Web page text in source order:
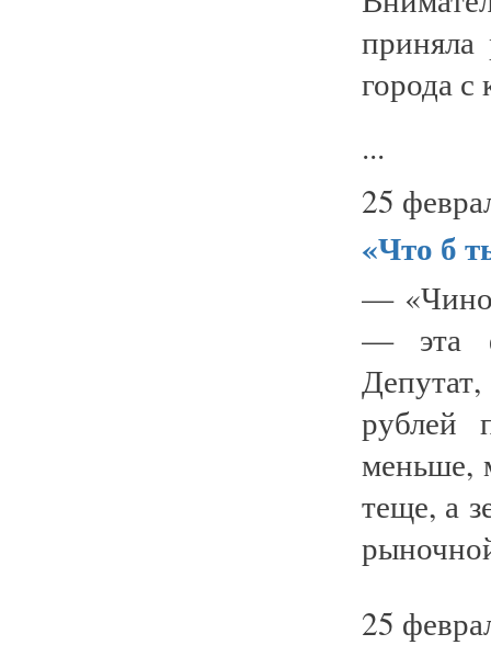
приняла
города
...
25
«Что б
—
— эта
рублей
меньше,
теще, а
25